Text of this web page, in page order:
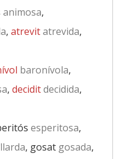
animosa,
, atrevitatrevida,
baronívola,
, deciditdecidida,
esperitosa,
, gosat gosada,